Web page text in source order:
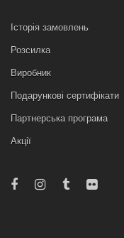
Історія замовлень
Розсилка
Виробник
Подарункові сертифікати
Партнерська програма
Акції